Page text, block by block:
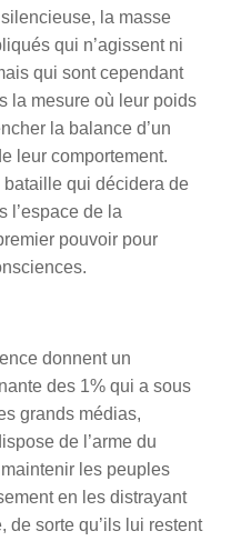
la masse
qui n’agissent ni
qui sont cependant
la mesure où leur poids
la balance d’un
leur comportement.
qui décidera de
l’espace de la
pouvoir pour
donnent un
des 1% qui a sous
grands médias,
de l’arme du
les peuples
en les distrayant
de sorte qu’ils lui restent